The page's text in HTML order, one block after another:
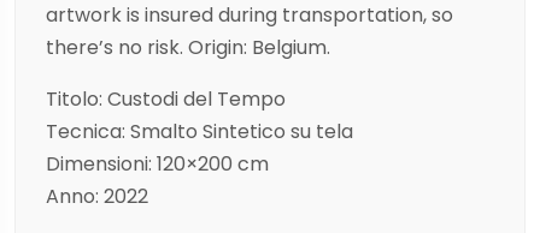
artwork is insured during transportation, so
there’s no risk. Origin: Belgium.
Titolo: Custodi del Tempo
Tecnica: Smalto Sintetico su tela
Dimensioni: 120×200 cm
Anno: 2022